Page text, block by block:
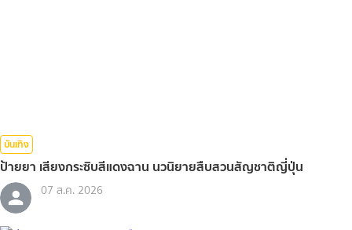
บันเทิง
ป้ายยา เสียงกระซิบสีแดงฉาน นวนิยายสืบสวนสัญชาติญี่ปุ่น
07 ส.ค. 2026